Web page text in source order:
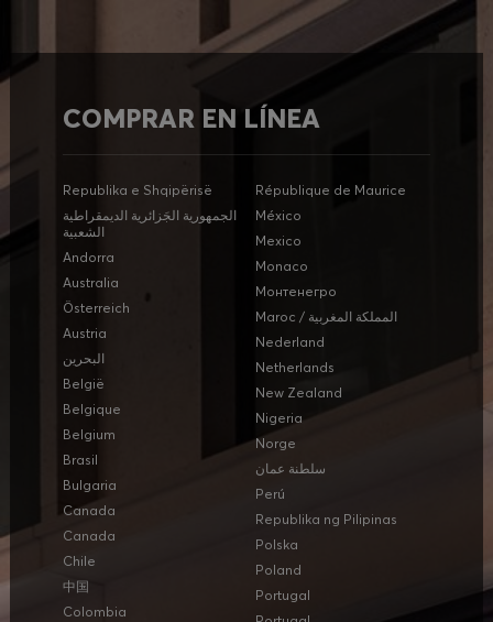
COMPRAR EN LÍNEA
Republika e Shqipërisë
الجمهورية الجَزائرية الديمقراطية
الشعبية
Andorra
Australia
Österreich
Austria
البحرين
België
Belgique
Belgium
Brasil
Bulgaria
Canada
Canada
Chile
中国
Colombia
République de Maurice
México
Mexico
Monaco
Монтенегро
Maroc / المملكة المغربية
Nederland
Netherlands
New Zealand
Nigeria
Norge
سلطنة عمان
Perú
Republika ng Pilipinas
Polska
Poland
Portugal